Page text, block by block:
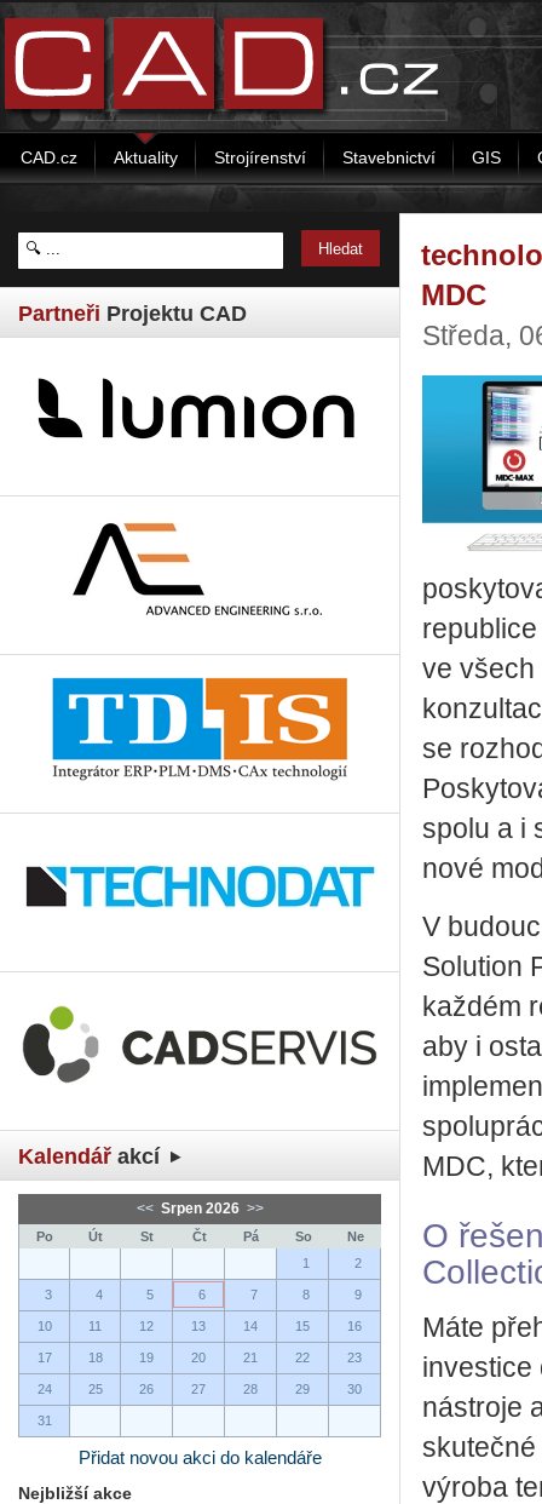
CAD.cz Aktuality Strojírenství Stavebnictví GIS
Partneři Projektu CAD
Kalendář akcí
<< Srpen 2026 >>
Po Út St Čt Pá So
Ne
1
2
3 4 5 6 7 8 9
10 11 12 13 14 15 16
17 18 19 20 21 22 23
24 25 26 27 28 29 30
31
Přidat novou akci do kalendáře
Nejbližší akce
MDC
Středa,
ve všech
se
spolu a i
nové
V
Solution
každém
aby i
MDC,
O
Máte
investice
nástroje
výroba